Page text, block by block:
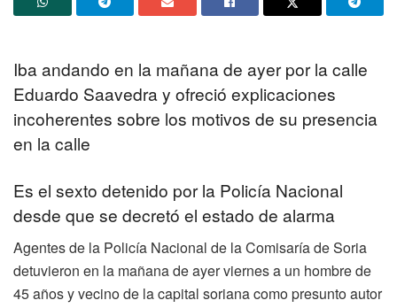
Iba andando en la mañana de ayer por la calle
Eduardo Saavedra y ofreció explicaciones
incoherentes sobre los motivos de su presencia
en la calle
Es el sexto detenido por la Policía Nacional
desde que se decretó el estado de alarma
Agentes de la Policía Nacional de la Comisaría de Soria
detuvieron en la mañana de ayer viernes a un hombre de
45 años y vecino de la capital soriana como presunto autor